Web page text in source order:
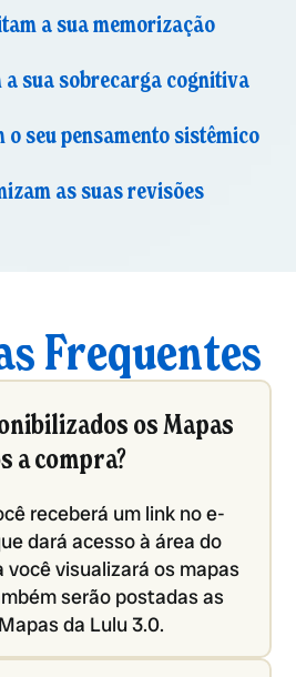
a sua memorização
a sua sobrecarga cognitiva
o seu pensamento sistêmico
as suas revisões
Frequentes
os Mapas
a compra?
receberá um link no e-
dará acesso à área do
você visualizará os mapas
serão postadas as
da Lulu 3.0.